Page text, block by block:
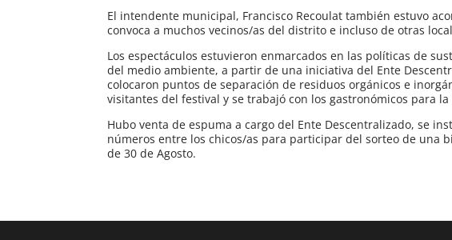
El intendente municipal, Francisco Recoulat también estuvo
convoca a muchos vecinos/as del distrito e incluso de otras
Los espectáculos estuvieron enmarcados en las políticas de
del medio ambiente, a partir de una iniciativa del Ente
colocaron puntos de separación de residuos orgánicos e
visitantes del festival y se trabajó con los gastronómicos para
Hubo venta de espuma a cargo del Ente Descentralizado, se
números entre los chicos/as para participar del sorteo de una
de 30 de Agosto.